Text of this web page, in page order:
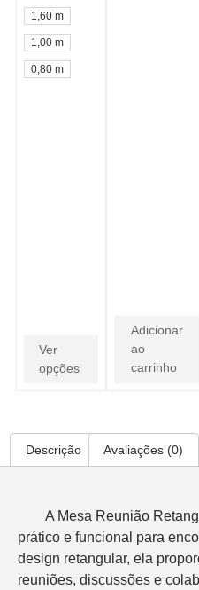
1,60 m
1,00 m
0,80 m
Ver
opções
Adicionar
ao
carrinho
Descrição Avaliações (0)
A Mesa Reunião
prático e funcional para
design retangular, ela
reuniões, discussões e